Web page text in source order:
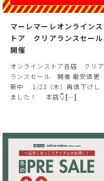
マーレマーレオンラインス
トア クリアランスセール
開催
オンラインストア各店 クリア
ランスセール 開催 最安値更
新中 1/23（木）再値下げし
ました！ 本店👇[…]